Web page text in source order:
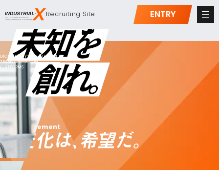
Recruiting Site ENTRY
DIGITAL/PHYSICAL/HUMAN
TRANSFORMATION
PLATFORMS
Statement